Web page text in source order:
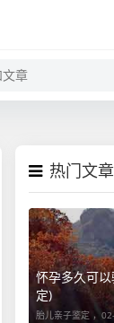
热门文章
怀孕多久可
定)
胎儿亲子鉴定 ，